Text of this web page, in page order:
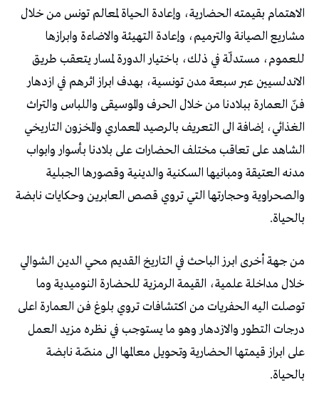
الاهتمام بقيمته الحضارية، وإعادة الحياة لمعالم تونس من خلال
مشاريع الصيانة والترميم، وإعادة التهيئة والاضاءة وابرازها
للعموم، مستدلّة في ذلك، باختيار الدورة لمسار يتعقب طريق
الاندلسيين عبر سبعة مدن تونسية، بهدف ابراز اثرهم في ازدهار
فنّ العمارة ببلادنا من خلال الحرف والموسيقى واللباس والتراث
الغذائي، إضافة الى التعريف بالرصيد المعماري والمخزون التاريخي
الشاهد على تعاقب مختلف الحضارات على بلادنا بأسوار وابواب
مدنه العتيقة ومبانيها السكنية والدينية وقصورها الجبلية
والصحراوية وحجارتها التي تروي قصص العابرين وحكايات نابضة
بالحياة.
من جهة أخرى ابرز الباحث في التاريخ القديم محي الدين الشوالي
خلال مداخلة علمية، القيمة الرمزية للحضارة النوميدية وما
توصلت اليه الحفريات من اكتشافات تروي بلوغ فن العمارة اعلى
درجات التطور والازدهار وهو ما يستوجب في نظره مزيد العمل
على ابراز قيمتها الحضارية وتحويل معالمها الى منصّة نابضة
بالحياة.